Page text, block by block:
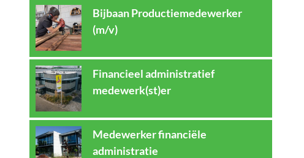
Bijbaan Productiemedewerker
(m/v)
Financieel administratief
medewerk(st)er
Medewerker financiële
administratie